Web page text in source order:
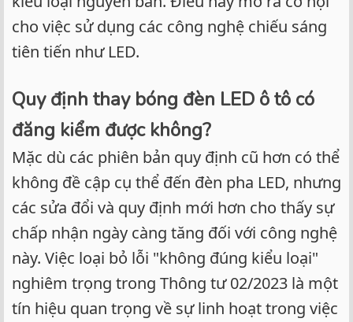
cho việc sử dụng các công nghệ chiếu sáng
tiên tiến như LED.
Quy định thay bóng đèn LED ô tô có
đăng kiểm được không?
Mặc dù các phiên bản quy định cũ hơn có thể
không đề cập cụ thể đến đèn pha LED, nhưng
các sửa đổi và quy định mới hơn cho thấy sự
chấp nhận ngày càng tăng đối với công nghệ
này. Việc loại bỏ lỗi "không đúng kiểu loại"
nghiêm trọng trong Thông tư 02/2023 là một
tín hiệu quan trọng về sự linh hoạt trong việc